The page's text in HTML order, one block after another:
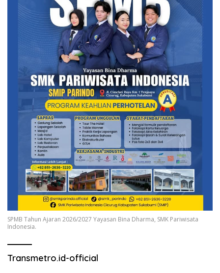
SPMB Tahun Ajaran 2026/2027 Yayasan Bina Dharma, SMK Pariwisata
Indonesia.
Transmetro.id-official